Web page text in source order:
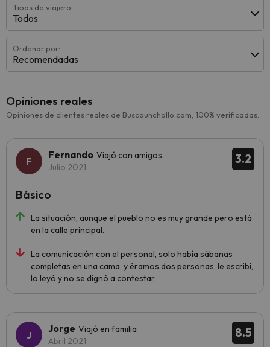
Tipos de viajero
Todos
Ordenar por:
Recomendadas
Opiniones reales
Opiniones de clientes reales de Buscounchollo.com, 100% verificadas.
3.2
Fernando Viajó con amigos
Julio 2021
La situación, aunque el pueblo no es muy grande pero está
en la calle principal.
La comunicación con el personal, solo había sábanas
completas en una cama, y éramos dos personas, le escribí,
lo leyó y no se dignó a contestar.
Básico
8.5
Jorge Viajó en familia
Abril 2021